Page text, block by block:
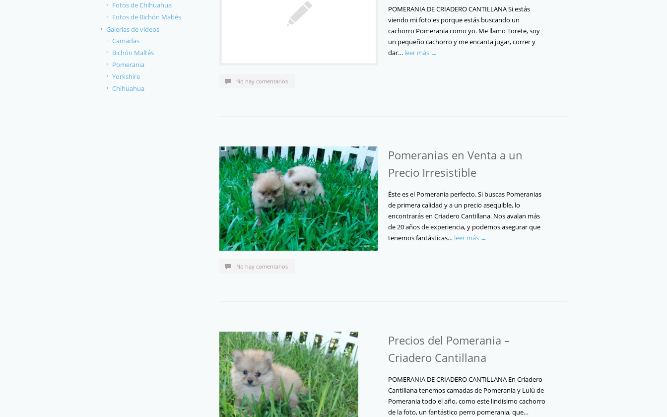
POMERANIA DE CRIADERO CANTILLANA Si estás
viendo mi foto es porque estás buscando un
cachorro Pomerania como yo. Me llamo Torete, soy
un pequeño cachorro y me encanta jugar, correr y
dar… leer más →
No hay comentarios
Pomeranias en Venta a un
Precio Irresistible
Éste es el Pomerania perfecto. Si buscas Pomeranias
de primera calidad y a un precio asequible, lo
encontrarás en Criadero Cantillana. Nos avalan más
de 20 años de experiencia, y podemos asegurar que
tenemos fantásticas… leer más →
No hay comentarios
Precios del Pomerania –
Criadero Cantillana
POMERANIA DE CRIADERO CANTILLANA En Criadero
Cantillana tenemos camadas de Pomerania y Lulú de
Pomerania todo el año, como este lindísimo cachorro
de la foto, un fantástico perro pomerania, que…
Fotos de Chihuahua
Fotos de Bichón Maltés
Galerías de vídeos
Camadas
Bichón Maltés
Pomerania
Yorkshire
Chihuahua